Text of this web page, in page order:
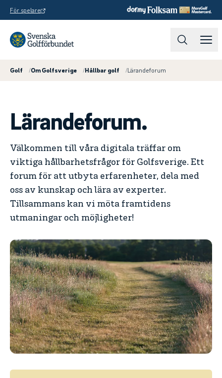
För spelare
Golf /Om Golfsverige /Hållbar golf /Lärandeforum
Lärandeforum.
Välkommen till våra digitala träffar om
viktiga hållbarhetsfrågor för Golfsverige. Ett
forum för att utbyta erfarenheter, dela med
oss av kunskap och lära av experter.
Tillsammans kan vi möta framtidens
utmaningar och möjligheter!